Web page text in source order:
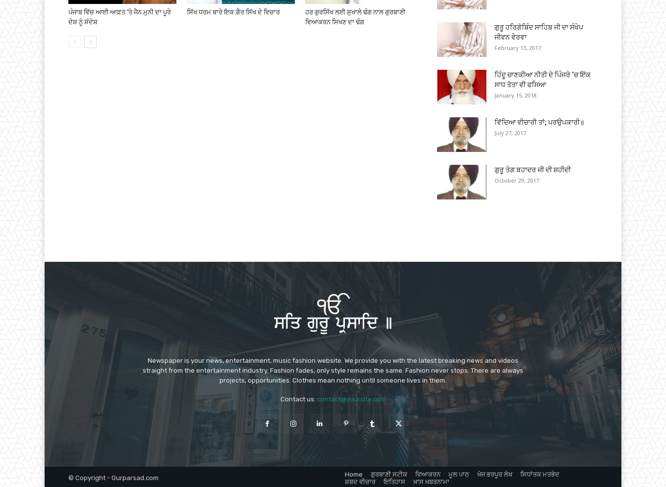
ਪੰਜਾਬ ਵਿੱਚ ਆਈ ਆਫ਼ਤ ‘ਤੇ ਜੈਨ ਮੁਨੀ ਦਾ ਪੂਰੇ
ਦੇਸ਼ ਨੂੰ ਸੰਦੇਸ਼
ਸਿੱਖ ਧਰਮ ਬਾਰੇ ਇਕ ਗ਼ੈਰ ਸਿੱਖ ਦੇ ਵਿਚਾਰ
ਹਰ ਗੁਰਸਿੱਖ ਲਈ ਸੁਖਾਲੇ ਢੰਗ ਨਾਲ ਗੁਰਬਾਣੀ
ਵਿਆਕਰਨ ਸਿਖਣ ਦਾ ਢੰਗ
ਗੁਰੂ ਹਰਿਗੋਬਿੰਦ ਸਾਹਿਬ ਜੀ ਦਾ ਸੰਖੇਪ
ਜੀਵਨ ਵੇਰਵਾ
February 13, 2017
ਹਿੰਦੂ ਚਾਣਕੀਆ ਨੀਤੀ ਦੇ ਪਿੰਜਰੇ ‘ਚ ਇੱਕ
ਸਾਧ ਤੋਤਾ ਵੀ ਫਸਿਆ
January 15, 2018
ਵਿੱਦਿਆ ਵੀਚਾਰੀ ਤਾਂ; ਪਰਉਪਕਾਰੀ॥
July 27, 2017
ਗੁਰੂ ਤੇਗ ਬਹਾਦਰ ਜੀ ਦੀ ਸ਼ਹੀਦੀ
October 29, 2017
Newspaper is your news, entertainment, music fashion website. We provide you with the latest breaking news and videos
straight from the entertainment industry. Fashion fades, only style remains the same. Fashion never stops. There are always
projects, opportunities. Clothes mean nothing until someone lives in them.
Contact us: contact@yoursite.com
© Copyright - Gurparsad.com Home ਗੁਰਬਾਣੀ ਸਟੀਕ ਵਿਆਕਰਨ ਮੂਲ ਪਾਠ ਖੋਜ ਭਰਪੂਰ ਲੇਖ
ਸਿਧਾਂਤਕ ਮਤਭੇਦ
ਸ਼ਬਦ ਵੀਚਾਰ
ਇਤਿਹਾਸ ਖ਼ਾਸ ਖ਼ਬਰਨਾਮਾ